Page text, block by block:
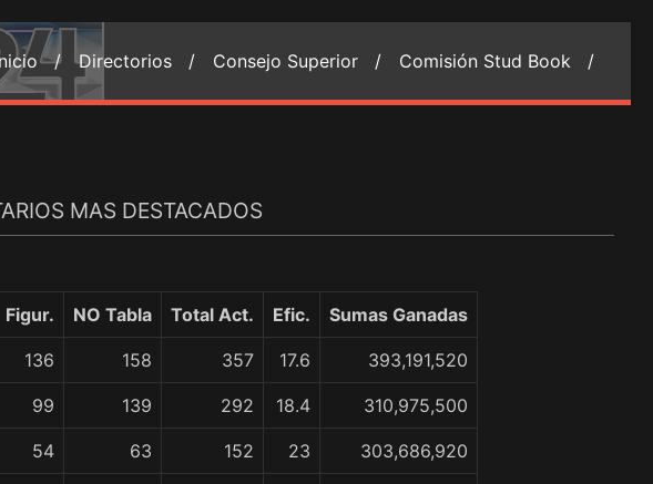
/ Directorios / Consejo Superior / Comisión Stud Book /
MAS DESTACADOS
Figur. NO Tabla Total Act. Efic. Sumas Ganadas
136 158 357 17.6 393,191,520
99 139 292 18.4 310,975,500
54 63 152 23 303,686,920